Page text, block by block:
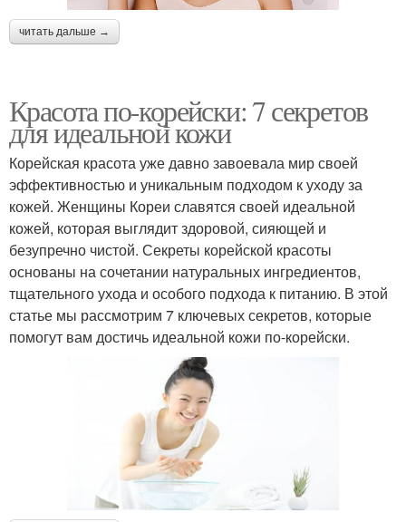
читать дальше →
Красота по-корейски: 7 секретов
для идеальной кожи
Корейская красота уже давно завоевала мир своей
эффективностью и уникальным подходом к уходу за
кожей. Женщины Кореи славятся своей идеальной
кожей, которая выглядит здоровой, сияющей и
безупречно чистой. Секреты корейской красоты
основаны на сочетании натуральных ингредиентов,
тщательного ухода и особого подхода к питанию. В этой
статье мы рассмотрим 7 ключевых секретов, которые
помогут вам достичь идеальной кожи по-корейски.